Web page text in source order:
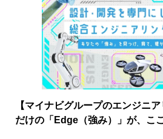
【マイナビグループのエンジニ
だけの「Edge（強み）」が、こ